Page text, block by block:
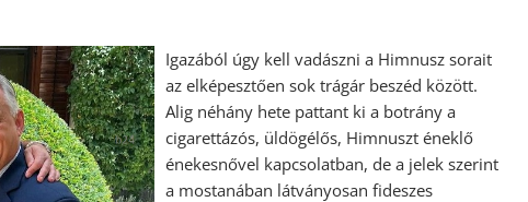
Igazából úgy kell vadászni a Himnusz sorait
az elképesztően sok trágár beszéd között.
Alig néhány hete pattant ki a botrány a
cigarettázós, üldögélős, Himnuszt éneklő
énekesnővel kapcsolatban, de a jelek szerint
a mostanában látványosan fideszes